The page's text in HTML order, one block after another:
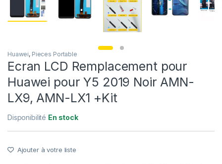
Huawei, Pieces Portable
Ecran LCD Remplacement pour
Huawei pour Y5 2019 Noir AMN-
LX9, AMN-LX1 +Kit
Disponibilité En stock
Ajouter à votre liste